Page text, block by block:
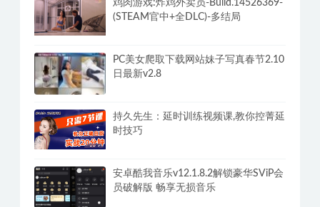
鸡肉游戏:炸鸡外卖员-Build.14526369-
(STEAM官中+全DLC)-多结局
PC美女爬取下载网站妹子写真春节2.10
日最新v2.8
持久先生：延时训练视频课,教你控菁延
时技巧
安卓酷我音乐v12.1.8.2解锁豪华SViP会
员破解版 畅享无损音乐